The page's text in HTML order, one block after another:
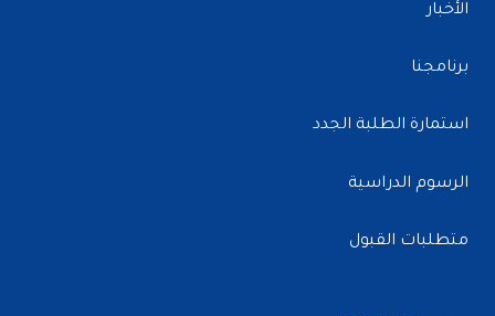
الأخبار
برنامجنا
استمارة الطلبة الجدد
الرسوم الدراسية
متطلبات القبول